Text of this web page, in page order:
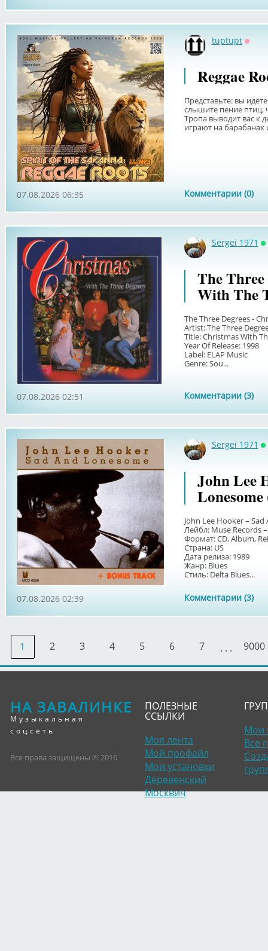
tuptupt
Reggae
Представьте: вы
слышите пение птиц,
Тропа выводит вас к
играют на барабанах
Комментарии (0)
07.08.2026 06:35
Sergei 1971
The
With The
The Three Degrees -
Artist: The Three
Title: Christmas With
Year Of Release: 1998
Label: ELAP Music
Genre: Sou...
Комментарии (3)
07.08.2026 02:51
Sergei 1971
John Lee
John Lee Hooker –
Лейбл: Muse Records
Формат: CD, Album,
Страна: US
Дата релиза: 1989
Жанр: Blues
Стиль: Delta Blues...
Комментарии (3)
07.08.2026 02:39
1 2 3 4 5 6 7 . . . 9000
НА ЗАВАЛИНКЕ
Музыкальная
соцсеть
Все права защищены © 2016
ПОЛЕЗНЫЕ
ССЫЛКИ
Моя лента
Мой профайл
Мои установки
Деревенский
Москвич
Мои
Все